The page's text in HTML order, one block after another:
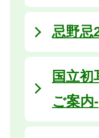
忌野忌
国立
ご案内-